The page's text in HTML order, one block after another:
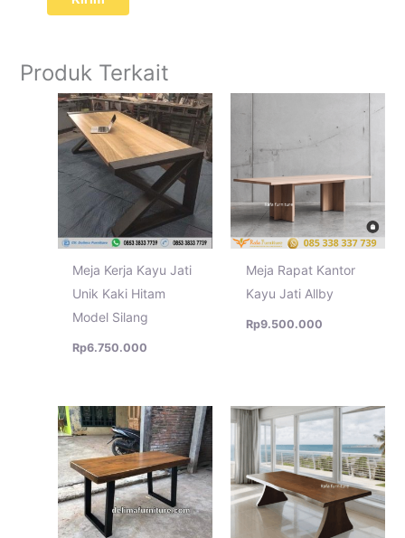
Produk Terkait
Meja Kerja Kayu Jati
Unik Kaki Hitam
Model Silang
Rp6.750.000
Meja Rapat Kantor
Kayu Jati Allby
Rp9.500.000